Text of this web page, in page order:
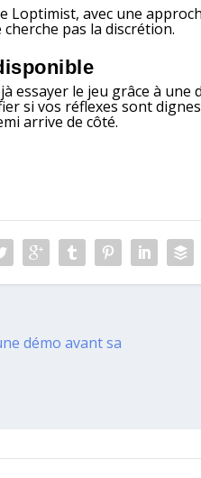
Loptimist, avec une
pas la discrétion.
essayer le jeu grâce à une
si vos réflexes sont
arrive de côté.
démo avant sa